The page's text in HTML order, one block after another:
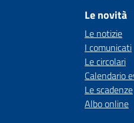
Le novità
Le notizie
I comunicati
Le circolari
Calendario
Le scadenze
Albo online